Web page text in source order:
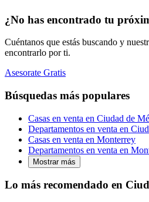
¿No has encontrado tu
Cuéntanos que estás buscando y
encontrarlo por ti.
Asesorate Gratis
Búsquedas más populares
Casas en venta en Ciudad de
Departamentos en venta en
Casas en venta en Monterrey
Departamentos en venta en
Mostrar más
Lo más recomendado en